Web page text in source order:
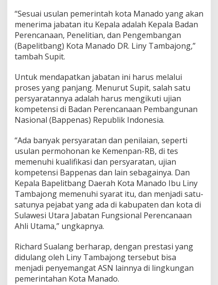
u
p
a
t
e
o
a
S
u
l
“Sesuai usulan pemerintah kota Manado yang akan
menerima jabatan itu Kepala adalah Kepala Badan
Perencanaan, Penelitian, dan Pengembangan
(Bapelitbang) Kota Manado DR. Liny Tambajong,”
tambah Supit.
Untuk mendapatkan jabatan ini harus melalui
proses yang panjang. Menurut Supit, salah satu
persyaratannya adalah harus mengikuti ujian
kompetensi di Badan Perencanaan Pembangunan
Nasional (Bappenas) Republik Indonesia.
“Ada banyak persyaratan dan penilaian, seperti
usulan permohonan ke Kemenpan-RB, di tes
memenuhi kualifikasi dan persyaratan, ujian
kompetensi Bappenas dan lain sebagainya. Dan
Kepala Bapelitbang Daerah Kota Manado Ibu Liny
Tambajong memenuhi syarat itu, dan menjadi satu-
satunya pejabat yang ada di kabupaten dan kota di
Sulawesi Utara Jabatan Fungsional Perencanaan
Ahli Utama,” ungkapnya.
Richard Sualang berharap, dengan prestasi yang
didulang oleh Liny Tambajong tersebut bisa
menjadi penyemangat ASN lainnya di lingkungan
pemerintahan Kota Manado.